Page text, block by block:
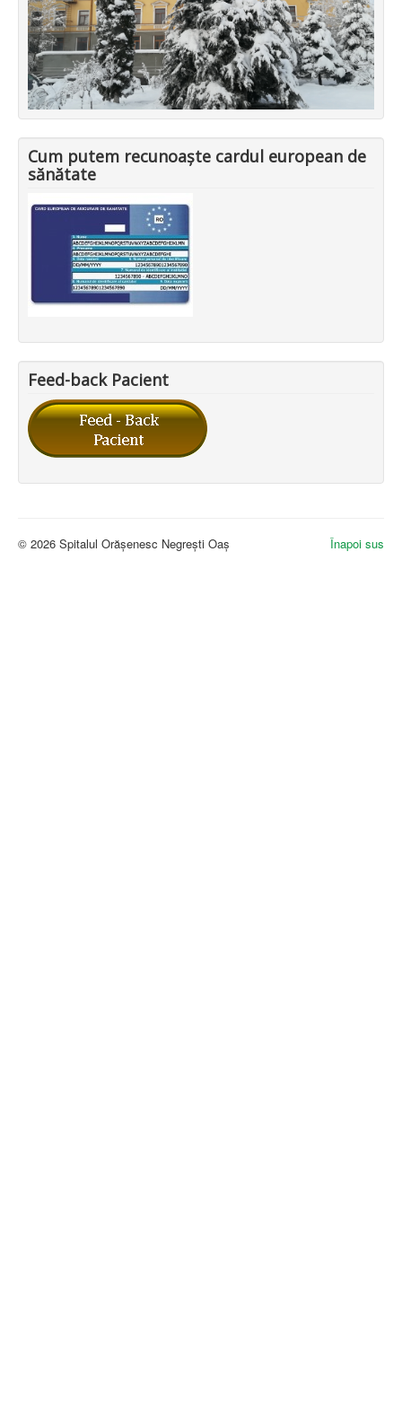
Cum putem recunoaște cardul european de
sănătate
Feed-back Pacient
Înapoi sus
© 2026 Spitalul Orășenesc Negrești Oaș